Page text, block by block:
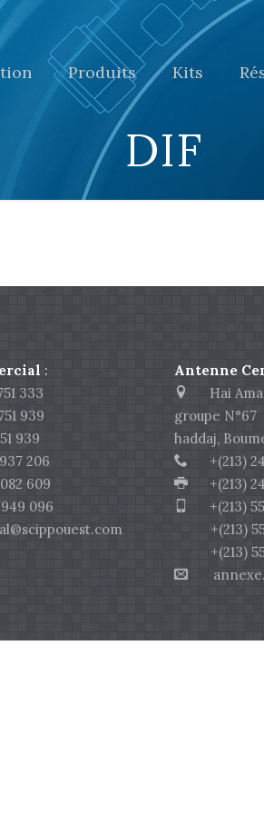
Produits Kits
DIF
:
333
939
939
206
609
096
Antenne
Hai Amar
groupe N°67
haddaj,
+(213)
+(213)
+(213)
+(213)
+(213)